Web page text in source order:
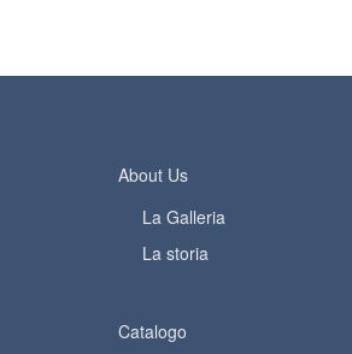
About Us
La Galleria
La storia
Catalogo